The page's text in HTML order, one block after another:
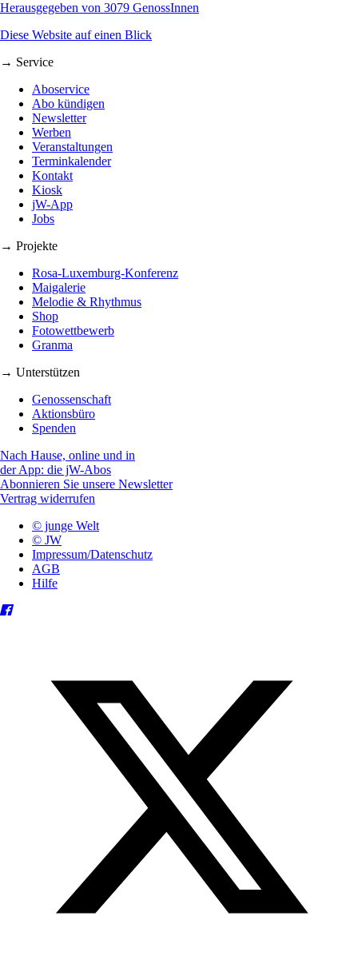
Herausgegeben von 3079 GenossInnen
Diese Website auf einen Blick
→ Service
Aboservice
Abo kündigen
Newsletter
Werben
Veranstaltungen
Terminkalender
Kontakt
Kiosk
jW-App
Jobs
→ Projekte
Rosa-Luxemburg-Konferenz
Maigalerie
Melodie & Rhythmus
Shop
Fotowettbewerb
Granma
→ Unterstützen
Genossenschaft
Aktionsbüro
Spenden
Nach Hause, online und in
der App: die jW-Abos
Abonnieren Sie unsere Newsletter
Vertrag widerrufen
© junge Welt
© JW
Impressum/Datenschutz
AGB
Hilfe